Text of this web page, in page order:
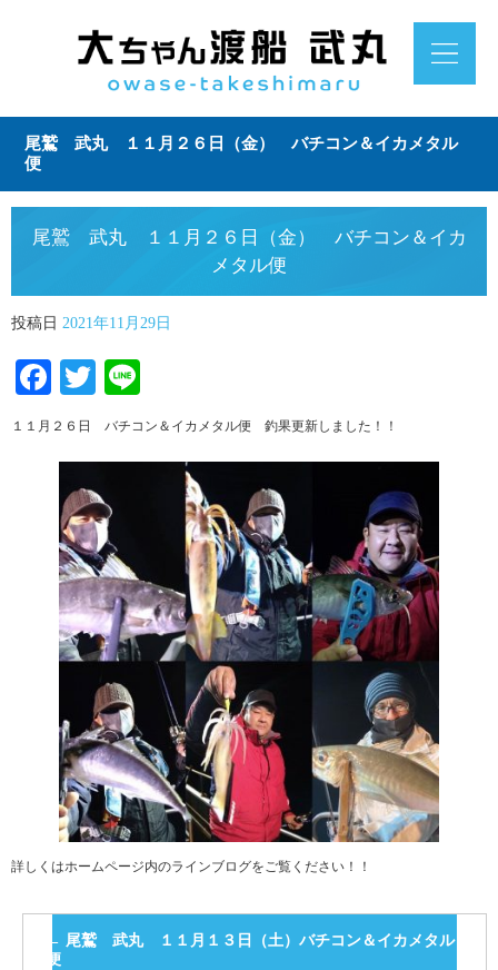
尾鷲 武丸 １１月２６日（金） バチコン＆イカメタル
便
尾鷲 武丸 １１月２６日（金） バチコン＆イカ
メタル便
投稿日 2021年11月29日
Facebook
Twitter
１１月２６日 バチコン＆イカメタル便 釣果更新しました！！
詳しくはホームページ内のラインブログをご覧ください！！
← 尾鷲 武丸 １１月１３日（土）バチコン＆イカメタル
便